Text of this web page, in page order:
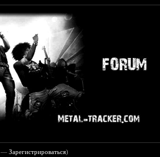
—Зарегистрироваться)